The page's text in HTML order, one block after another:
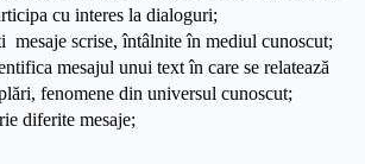
cu interes la dialoguri;
mesaje scrise, întâlnite în mediul cunoscut;
mesajul unui text în care se relatează
fenomene din universul cunoscut;
diferite mesaje;